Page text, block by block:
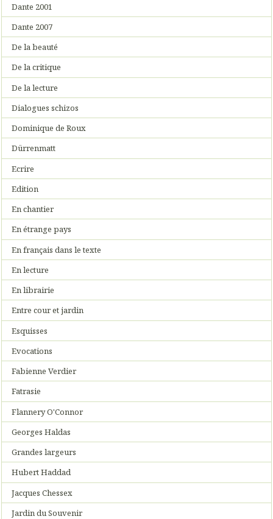
Dante 2001
Dante 2007
De la beauté
De la critique
De la lecture
Dialogues schizos
Dominique de Roux
Dürrenmatt
Ecrire
Edition
En chantier
En étrange pays
En français dans le texte
En lecture
En librairie
Entre cour et jardin
Esquisses
Evocations
Fabienne Verdier
Fatrasie
Flannery O'Connor
Georges Haldas
Grandes largeurs
Hubert Haddad
Jacques Chessex
Jardin du Souvenir